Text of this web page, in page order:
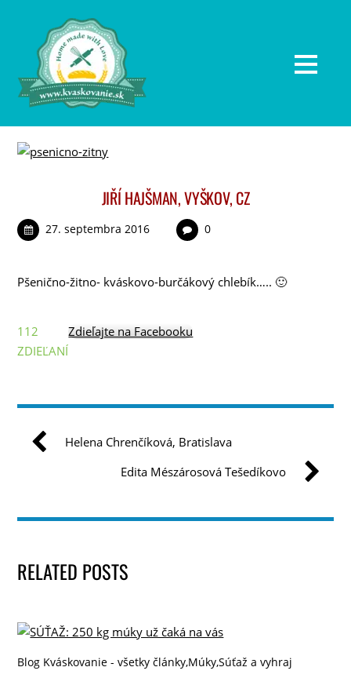
JIŘÍ HAJŠMAN, VYŠKOV, CZ
27. septembra 2016 0
Pšenično-žitno- kváskovo-burčákový chlebík….. 🙂
112
ZDIEĽANÍ
Zdieľajte na Facebooku
Helena Chrenčíková, Bratislava
Edita Mészárosová Tešedíkovo
RELATED POSTS
Blog Kváskovanie - všetky články,Múky,Súťaž a vyhraj